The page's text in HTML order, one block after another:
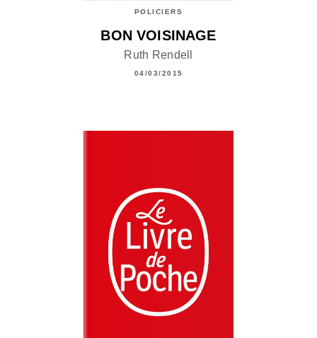
POLICIERS
BON VOISINAGE
Ruth Rendell
04/03/2015